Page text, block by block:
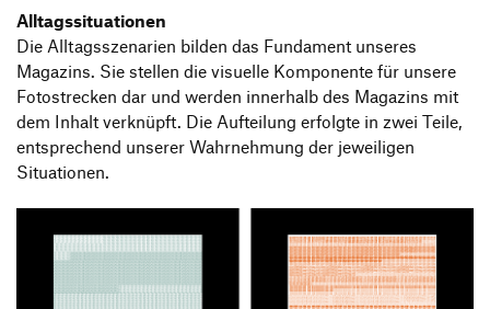
Alltagssituationen
Die Alltagsszenarien bilden das Fundament unseres
Magazins. Sie stellen die visuelle Komponente für unsere
Fotostrecken dar und werden innerhalb des Magazins mit
dem Inhalt verknüpft. Die Aufteilung erfolgte in zwei Teile,
entsprechend unserer Wahrnehmung der jeweiligen
Situationen.